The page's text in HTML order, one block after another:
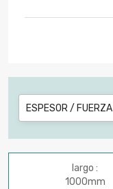
ESPESOR / FUERZA
largo :
1000mm